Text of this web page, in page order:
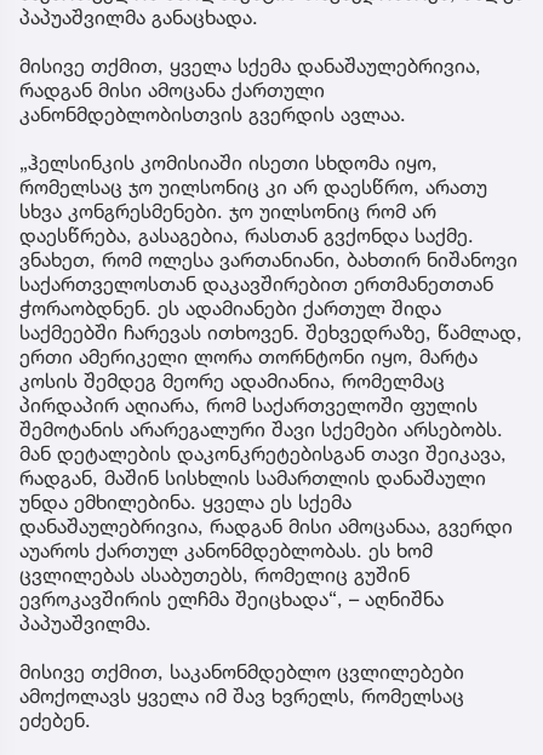
პაპუაშვილმა განაცხადა.
მისივე თქმით, ყველა სქემა დანაშაულებრივია,
რადგან მისი ამოცანა ქართული
კანონმდებლობისთვის გვერდის ავლაა.
„ჰელსინკის კომისიაში ისეთი სხდომა იყო,
რომელსაც ჯო უილსონიც კი არ დაესწრო, არათუ
სხვა კონგრესმენები. ჯო უილსონიც რომ არ
დაესწრება, გასაგებია, რასთან გვქონდა საქმე.
ვნახეთ, რომ ოლესა ვართანიანი, ბახთირ ნიშანოვი
საქართველოსთან დაკავშირებით ერთმანეთთან
ჭორაობდნენ. ეს ადამიანები ქართულ შიდა
საქმეებში ჩარევას ითხოვენ. შეხვედრაზე, წამლად,
ერთი ამერიკელი ლორა თორნტონი იყო, მარტა
კოსის შემდეგ მეორე ადამიანია, რომელმაც
პირდაპირ აღიარა, რომ საქართველოში ფულის
შემოტანის არარეგალური შავი სქემები არსებობს.
მან დეტალების დაკონკრეტებისგან თავი შეიკავა,
რადგან, მაშინ სისხლის სამართლის დანაშაული
უნდა ემხილებინა. ყველა ეს სქემა
დანაშაულებრივია, რადგან მისი ამოცანაა, გვერდი
აუაროს ქართულ კანონმდებლობას. ეს ხომ
ცვლილებას ასაბუთებს, რომელიც გუშინ
ევროკავშირის ელჩმა შეიცხადა“, – აღნიშნა
პაპუაშვილმა.
მისივე თქმით, საკანონმდებლო ცვლილებები
ამოქოლავს ყველა იმ შავ ხვრელს, რომელსაც
ეძებენ.